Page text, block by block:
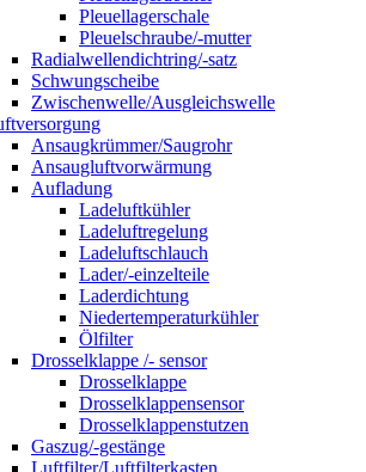
Pleuellagerschale
Pleuelschraube/-mutter
Radialwellendichtring/-satz
Schwungscheibe
Zwischenwelle/Ausgleichswelle
Ansaugkrümmer/Saugrohr
Ansaugluftvorwärmung
Aufladung
Ladeluftkühler
Ladeluftregelung
Ladeluftschlauch
Lader/-einzelteile
Laderdichtung
Niedertemperaturkühler
Ölfilter
Drosselklappe /- sensor
Drosselklappe
Drosselklappensensor
Drosselklappenstutzen
Gaszug/-gestänge
Luftfilter/Luftfilterkasten